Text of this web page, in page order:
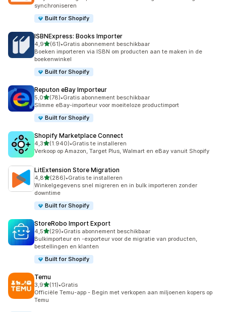
synchroniseren
Built for Shopify
ISBNExpress: Books Importer
4,9van 5 sterren
(61)
61 recensies in totaal
•Gratis abonnement beschikbaar
Boeken importeren via ISBN om producten aan te maken in de
boekenwinkel
Built for Shopify
Reputon eBay Importeur
5,0van 5 sterren
(78)
78 recensies in totaal
•Gratis abonnement beschikbaar
Slimme eBay-importeur voor moeiteloze productimport
Built for Shopify
Shopify Marketplace Connect
4,3van 5 sterren
(1.940)
1940 recensies in totaal
•Gratis te installeren
Verkoop op Amazon, Target Plus, Walmart en eBay vanuit Shopify
LitExtension Store Migration
4,8van 5 sterren
(286)
286 recensies in totaal
•Gratis te installeren
Winkelgegevens snel migreren en in bulk importeren zonder
downtime
Built for Shopify
StoreRobo Import Export
4,5van 5 sterren
(29)
29 recensies in totaal
•Gratis abonnement beschikbaar
Bulkimporteur en -exporteur voor de migratie van producten,
bestellingen en klanten
Built for Shopify
Temu
3,9van 5 sterren
(11)
11 recensies in totaal
•Gratis
Officiële Temu-app - Begin met verkopen aan miljoenen kopers op
Temu